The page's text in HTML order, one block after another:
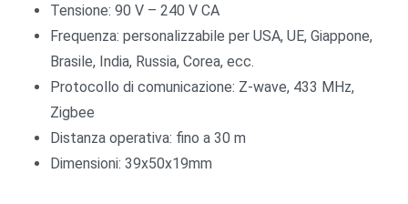
Tensione: 90 V – 240 V CA
Frequenza: personalizzabile per USA, UE, Giappone,
Brasile, India, Russia, Corea, ecc.
Protocollo di comunicazione: Z-wave, 433 MHz,
Zigbee
Distanza operativa: fino a 30 m
Dimensioni: 39x50x19mm